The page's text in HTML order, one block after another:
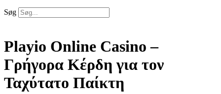
Søg
Playio Online Casino –
Γρήγορα Κέρδη για τον
Ταχύτατο Παίκτη